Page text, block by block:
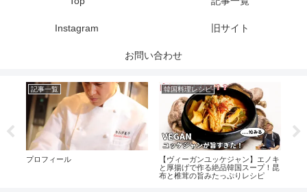
Instagram 旧サイト
お問い合わせ
記事一覧
プロフィール
韓国料理レシピ
【ヴィーガンユッケジャン】エノキ
と厚揚げで作る絶品韓国スープ！昆
布と椎茸の旨みたっぷりレシピ